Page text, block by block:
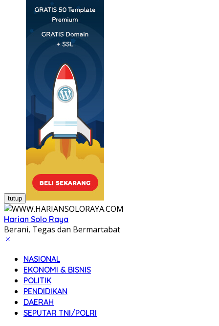
tutup
Harian Solo Raya
Berani, Tegas dan Bermartabat
NASIONAL
EKONOMI & BISNIS
POLITIK
PENDIDIKAN
DAERAH
SEPUTAR TNI/POLRI